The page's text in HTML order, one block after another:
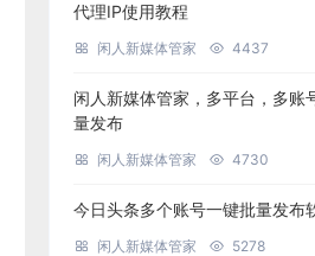
代理IP使用教程
闲人新媒体管家 4437
闲人新媒体管家，多平台，多账
量发布
闲人新媒体管家 4730
今日头条多个账号一键批量发布
闲人新媒体管家 5278